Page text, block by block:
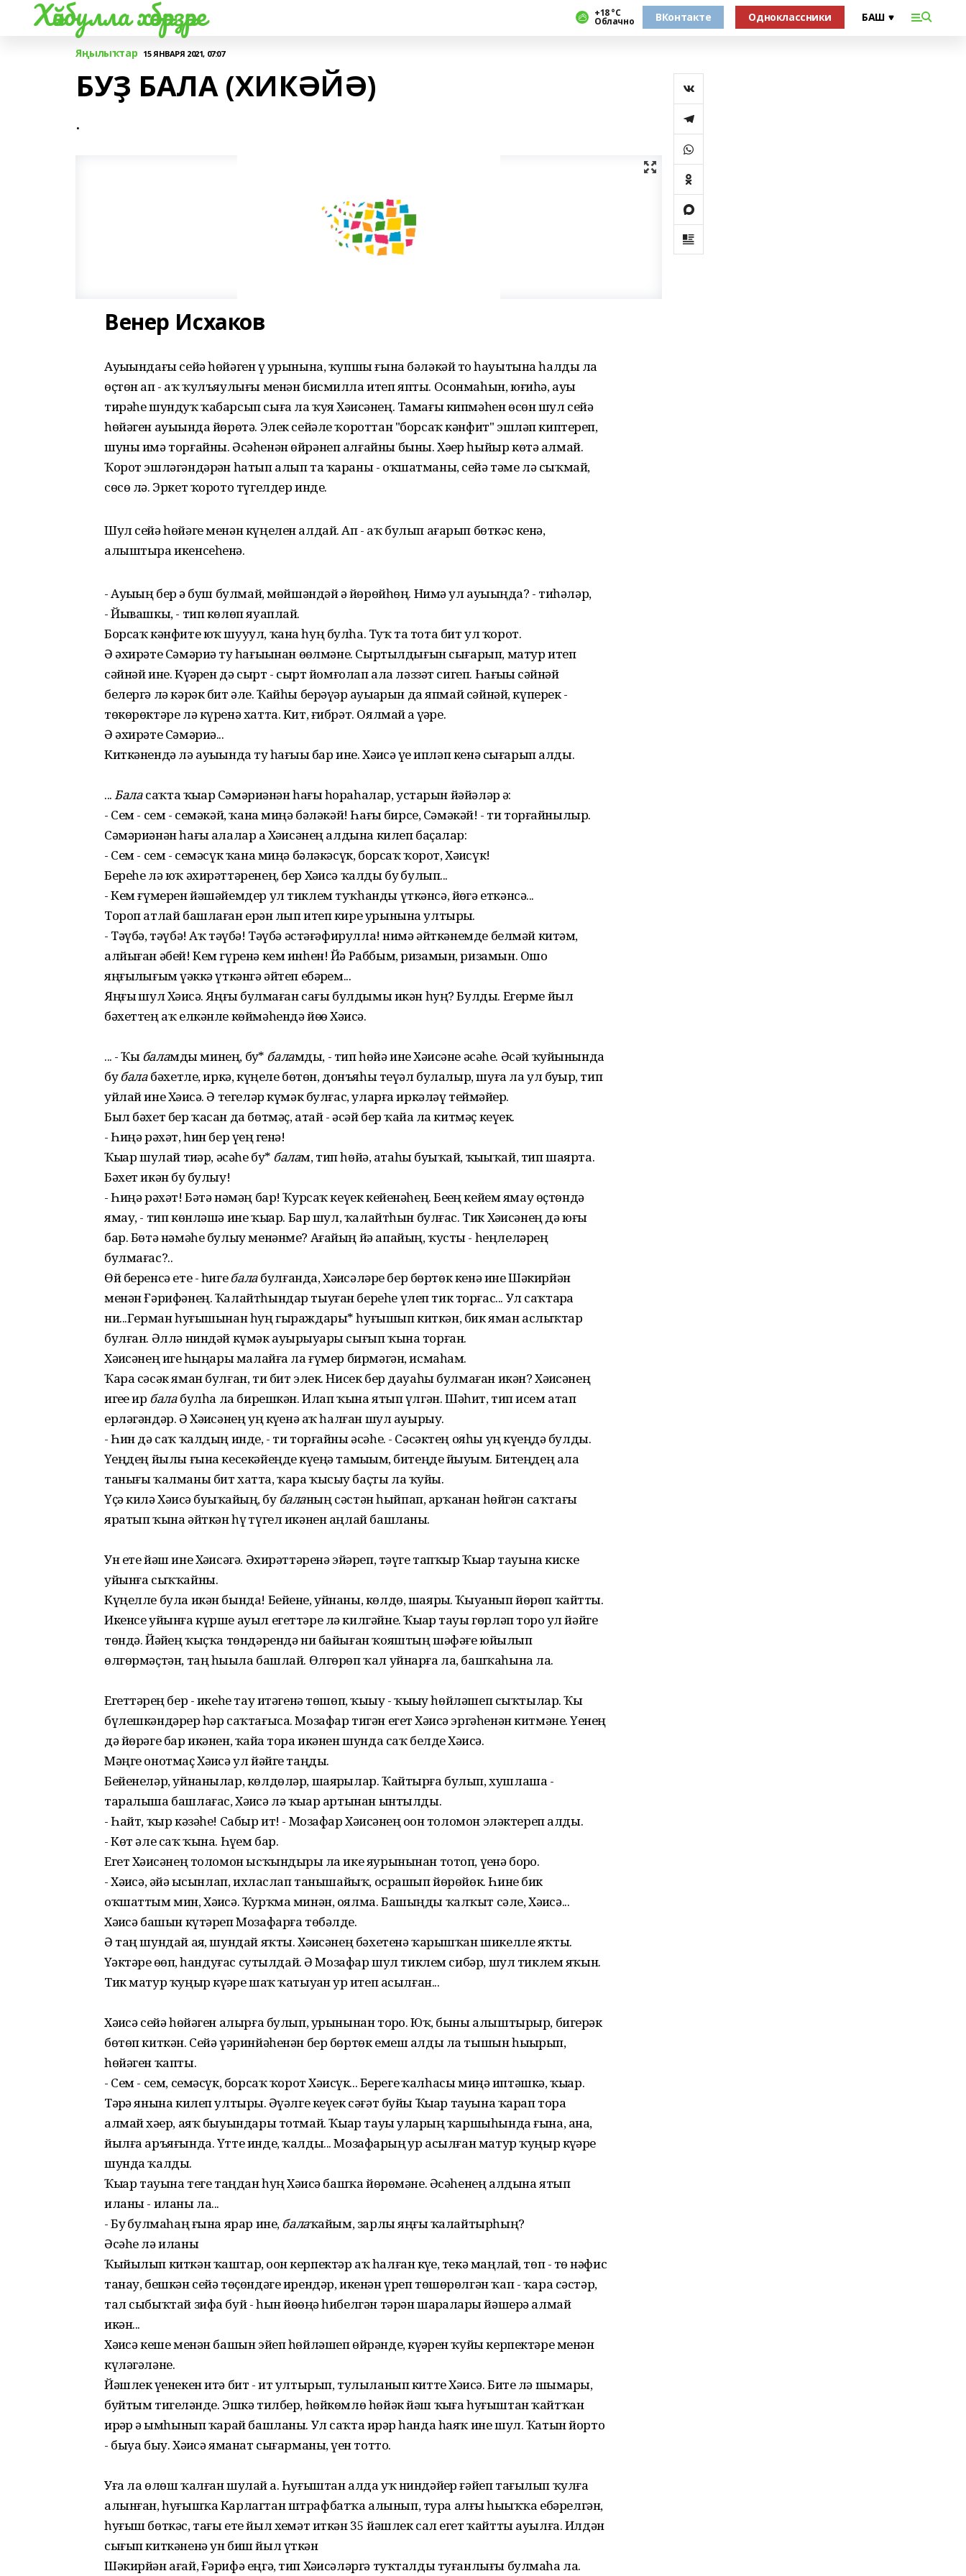
Хәйбулла хәбәрҙәре +18 °С
Облачно ВКонтакте Одноклассники
Яңылыҡтар 15 ЯНВАРЯ 2021, 07:07
БУҘ БАЛА (ХИКӘЙӘ)
.
Венер Исхаков
Ауыҙындағы сейә һөйәген үҙ урынына, ҡупшы ғына бәләкәй тоҙ һауытына һалды ла
өҫтөн ап - аҡ ҡулъяулығы менән бисмилла итеп япты. Осонмаһын, юғиһә, ауыҙ
тирәһе шундуҡ ҡабарсып сыға ла ҡуя Хәҙисәнең. Тамағы кипмәһен өсөн шул сейә
һөйәген ауыҙында йөрөтә. Элек сейәле ҡороттан "борсаҡ кәнфит" эшләп киптереп,
шуны имә торғайны. Әсәһенән өйрәнеп алғайны быны. Хәҙер һыйыр көтә алмай.
Ҡорот эшләгәндәрҙән һатып алып та ҡараны - оҡшатманы, сейә тәме лә сыҡмай,
сөсө лә. Эркет ҡорото түгелдер инде.
Шул сейә һөйәге менән күңелен алдай. Ап - аҡ булып ағарып бөткәс кенә,
алыштыра икенсеһенә.
- Ауыҙың бер ҙә буш булмай, мөйшәндәй ҙә йөрөйһөң. Нимә ул ауыҙыңда? - тиһәләр,
- Йывашкы, - тип көлөп яуаплай.
Борсаҡ кәнфите юҡ шууул, ҡана һуң булһа. Туҡ та тота бит ул ҡорот.
Ә әхирәте Сәмәриә туҙ һағыҙынан өҙөлмәне. Сыртылдығын сығарып, матур итеп
сәйнәй ине. Күҙәрҙен дә сырт - сырт йомғолап ала ләззәт сигеп. Һағыҙҙы сәйнәй
белергә лә кәрәк бит әле. Ҡайһы берәүҙәр ауыҙҙарын да япмай сәйнәй, күперек -
төкөрөктәре лә күренә хатта. Кит, ғибрәт. Оялмай ҙа үҙҙәре.
Ә әхирәте Сәмәриә...
Киткәнендә лә ауыҙында туҙ һағыҙы бар ине. Хәҙисә үҙе ипләп кенә сығарып алды.
...Баласаҡта ҡыҙҙар Сәмәриәнән һағыҙ һораһалар, устарын йәйәләр ҙә:
- Сем - сем - семәкәй, ҡана миңә бәләкәй! Һағыҙ бирсе, Сәмәкәй! - ти торғайнылыр.
Сәмәриәнән һағыҙ алалар ҙа Хәҙисәнең алдына килеп баҫалар:
- Сем - сем - семәсүк ҡана миңә бәләкәсүк, борсаҡ ҡорот, Хәҙисүк!
Береһе лә юҡ әхирәттәренең, бер Хәҙисә ҡалды буҙ булып...
- Кем ғүмерен йәшәйемдер ул тиклем туҡһанды үткәнсә, йөҙгә еткәнсә...
Тороп атлай башлаған ерҙән лып итеп кире урынына ултырҙы.
- Тәүбә, тәүбә! Аҡ тәүбә! Тәүбә әстәғәфирулла! нимә әйткәнемде белмәй китәм,
алйыған әбей! Кем гүренә кем инһен! Йә Раббым, ризамын, ризамын. Ошо
яңғыҙлығым үҙәккә үткәнгә әйтеп ебәрҙем...
Яңғыҙ шул Хәҙисә. Яңғыҙ булмаған сағы булдымы икән һуң? Булды. Егерме йыл
бәхеттең аҡ елкәнле көймәһендә йөҙҙө Хәҙисә.
... - Ҡыҙбаламды минең, буҙ* баламды, - тип һөйә ине Хәҙисәне әсәһе. Әсәй ҡуйынында
буҙбалабәхетле, иркә, күңеле бөтөн, донъяһы теүәл булалыр, шуға ла ул буҙҙыр, тип
уйлай ине Хәҙисә. Ә тегеләр күмәк булғас, уларға иркәләү теймәйҙер.
Был бәхет бер ҡасан да бөтмәҫ, атай - әсәй бер ҡайҙа ла китмәҫ кеүек.
- Һиңә рәхәт, һин бер үҙең генә!
Ҡыҙҙар шулай тиҙәр, әсәһе буҙ* балам, тип һөйә, атаһы буҙыҡай, ҡыҙыҡай, тип шаярта.
Бәхет икән буҙ булыу!
- Һиңә рәхәт! Бәтә нәмәң бар! Ҡурсаҡ кеүек кейенәһең. Беҙҙең кейем ямау өҫтөндә
ямау, - тип көнләшә ине ҡыҙҙар. Бар шул, ҡалайтһын булғас. Тик Хәҙисәнең дә юғы
бар. Бөтә нәмәһе булыу менәнме? Ағайың йә апайың, ҡусты - һеңлеләрең
булмағас?..
Өй беренсә ете - һигеҙбалабулғанда, Хәҙисәләре бер бөртөк кенә ине Шәкирйән
менән Ғәрифәнең. Ҡалайтһындар тыуған береһе үлеп тик торғас... Ул саҡтарҙа
ни...Герман һуғышынан һуң гыраждары* һуғышып киткән, бик яман аслыҡтар
булған. Әллә ниндәй күмәк ауырыуҙары сығып ҡына торған.
Хәҙисәнең игеҙ һыңары малайға ла ғүмер бирмәгән, исмаһам.
Ҡара сәсәк яман булған, ти бит элек. Нисек бер дауаһы булмаған икән? Хәҙисәнең
игеҙе ир балабулһа ла бирешкән. Илап ҡына ятып үлгән. Шәһит, тип исем атап
ерләгәндәр. Ә Хәҙисәнең уң күҙенә аҡ һалған шул ауырыу.
- Һин дә саҡ ҡалдың инде, - ти торғайны әсәһе. - Сәсәктең ояһы уң күҙеңдә булды.
Үҙеңдең йылы ғына кесекәйеңде күҙеңә тамыҙҙым, битеңде йыуҙым. Битеңдең ала
танығы ҡалманы бит хатта, ҡара ҡысыу баҫты ла ҡуйҙы.
Үҫә килә Хәҙисә буҙыҡайҙың, буҙбаланың сәстән һыйпап, арҡанан һөйгән саҡтағы
яратып ҡына әйткән һүҙ түгел икәнен аңлай башланы.
Ун ете йәш ине Хәҙисәгә. Әхирәттәренә эйәреп, тәүге тапҡыр Ҡыҙҙар тауына киске
уйынға сыҡҡайны.
Күңелле була икән бында! Бейене, уйнаны, көлдө, шаярҙы. Ҡыуанып йөрөп ҡайтты.
Икенсе уйынға күрше ауыл егеттәре лә килгәйне. Ҡыҙҙар тауы гөрләп торҙо ул йәйге
төндә. Йәйҙең ҡыҫҡа төндәрендә ни байыған ҡояштың шәфәғе юйылып
өлгөрмәҫтән, таң һыҙыла башлай. Өлгөрөп ҡал уйнарға ла, башҡаһына ла.
Егеттәрҙең бер - икеһе тау итәгенә төшөп, ҡыҙыу - ҡыҙыу һөйләшеп сыҡтылар. Ҡыҙ
бүлешкәндәрҙер һәр саҡтағыса. Мозафар тигән егет Хәҙисә эргәһенән китмәне. Үҙенең
дә йөрәге бар икәнен, ҡайҙа тора икәнен шунда саҡ белде Хәҙисә.
Мәңге онотмаҫ Хәҙисә ул йәйге таңды.
Бейенеләр, уйнанылар, көлдөләр, шаярҙылар. Ҡайтырға булып, хушлаша -
таралыша башлағас, Хәҙисә лә ҡыҙҙар артынан ынтылды.
- Һайт, ҡыр кәзәһе! Сабыр ит! - Мозафар Хәҙисәнең оҙон толомон эләктереп алды.
- Көт әле саҡ ҡына. Һүҙем бар.
Егет Хәҙисәнең толомон ысҡындырҙы ла ике яурынынан тотоп, үҙенә борҙо.
- Хәҙисә, әйҙә ысынлап, ихласлап танышайыҡ, осрашып йөрөйөк. Һине бик
оҡшаттым мин, Хәҙисә. Ҡурҡма минән, оялма. Башыңды ҡалҡыт сәле, Хәҙисә...
Хәҙисә башын күтәреп Мозафарға төбәлде.
Ә таң шундай аяҙ, шундай яҡты. Хәҙисәнең бәхетенә ҡарышҡан шикелле яҡты.
Үҙәктәрҙе өҙөп, һандуғас сутылдай. Ә Мозафар шул тиклем сибәр, шул тиклем яҡын.
Тик матур ҡуңыр күҙҙәре шаҡ ҡатыуҙан ҙур итеп асылған...
Хәҙисә сейә һөйәген алырға булып, урынынан торҙо. Юҡ, быны алыштырыр, бигерәк
бөтөп киткән. Сейә үәринйәһенән бер бөртөк емеш алды ла тышын һыҙырып,
һөйәген ҡапты.
- Сем - сем, семәсүк, борсаҡ ҡорот Хәҙисүк... Берегеҙ ҡалһасы миңә иптәшкә, ҡыҙҙар.
Тәҙрә янына килеп ултырҙы. Әүәлге кеүек сәғәт буйы Ҡыҙҙар тауына ҡарап тора
алмай хәҙер, аяҡ быуындары тотмай. Ҡыҙҙар тауы уларҙың ҡаршыһында ғына, ана,
йылға аръяғында. Үтте инде, ҡалды... Мозафарҙың ҙур асылған матур ҡуңыр күҙҙәре
шунда ҡалды.
Ҡыҙҙар тауына теге таңдан һуң Хәҙисә башҡа йөрөмәне. Әсәһенең алдына ятып
иланы - иланы ла...
- Буҙ булмаһаң ғына ярар ине,балаҡайым, зарлы яңғыҙ ҡалайтырһың?
Әсәһе лә иланы
Ҡыйылып киткән ҡаштар, оҙон керпектәр аҡ һалған күҙҙе, текә маңлай, төп - төҙ нәфис
танау, бешкән сейә төҫөндәге ирендәр, икенән үреп төшөрөлгән ҡап - ҡара сәстәр,
тал сыбыҡтай зифа буй - һын йөҙөңә һибелгән тәрән шаҙраларҙы йәшерә алмай
икән...
Хәҙисә кеше менән башын эйеп һөйләшеп өйрәнде, күҙҙәрен ҡуйы керпектәре менән
күләгәләне.
Йәшлек үҙенекен итә бит - ит ултырып, тулыланып китте Хәҙисә. Бите лә шымарҙы,
буйтым тигеҙләнде. Эшкә тилбер, һөйкөмлө һөйәк йәш ҡыҙға һуғыштан ҡайтҡан
ирҙәр ҙә ымһынып ҡарай башланы. Ул саҡта ирҙәр һанда һаяҡ ине шул. Ҡатын йорто
- быуа быу. Хәҙисә яманат сығарманы, үҙен тотто.
Уға ла өлөш ҡалған шулай ҙа. Һуғыштан алда уҡ ниндәйҙер ғәйеп тағылып ҡулға
алынған, һуғышҡа Карлагтан штрафбатҡа алынып, тура алғы һыҙыҡҡа ебәрелгән,
һуғыш бөткәс, тағы ете йыл хеҙмәт иткән 35 йәшлек сал егет ҡайтты ауылға. Илдән
сығып киткәненә ун биш йыл үткән
Шәкирйән ағай, Ғәрифә еңгә, тип Хәҙисәләргә туҡталды туғанлығы булмаһа ла.